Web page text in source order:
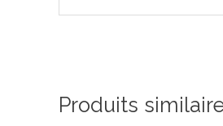
Produits